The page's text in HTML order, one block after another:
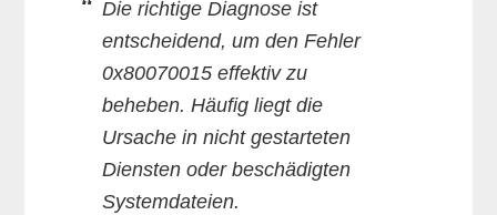
Die richtige Diagnose ist
entscheidend, um den Fehler
0x80070015 effektiv zu
beheben. Häufig liegt die
Ursache in nicht gestarteten
Diensten oder beschädigten
Systemdateien.